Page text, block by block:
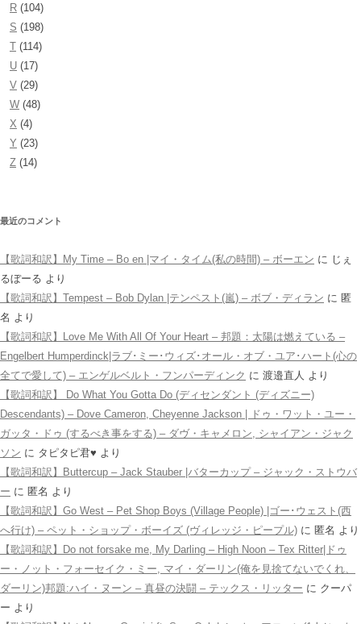
R (104)
S (198)
T (114)
U (17)
V (29)
W (48)
X (4)
Y (23)
Z (14)
最近のコメント
【歌詞和訳】My Time – Bo en |マイ・タイム(私の時間) – ボーエン に じぇ
るぼーる より
【歌詞和訳】Tempest – Bob Dylan |テンペスト(嵐) – ボブ・ディラン に 匿
名 より
【歌詞和訳】Love Me With All Of Your Heart – 邦題：太陽は燃えている –
Engelbert Humperdinck|ラブ･ミー･ウィズ･オール・オブ・ユア･ハート(心の
全てで愛して) – エンゲルベルト・フンパーディンク に 渡邉直人 より
【歌詞和訳】 Do What You Gotta Do (ディセンダント (ディズニー)
Descendants) – Dove Cameron, Cheyenne Jackson | ドゥ・ワット・ユー・
ガッタ・ドゥ (するべき事をする) – ダヴ・キャメロン, シャイアン・ジャク
ソン に タピタピ君♥️ より
【歌詞和訳】Buttercup – Jack Stauber |バターカップ – ジャック・ストウバ
ー に 匿名 より
【歌詞和訳】Go West – Pet Shop Boys (Village People) |ゴー･ウェスト(西
へ行け) – ペット・ショップ・ボーイズ (ヴィレッジ・ピープル) に 匿名 より
【歌詞和訳】Do not forsake me, My Darling – High Noon – Tex Ritter|ドゥ
ー・ノット・フォーセイク・ミー, マイ・ダーリン(俺を見捨てないでくれ、
ダーリン)邦題:ハイ・ヌーン – 真昼の決闘 – テックス・リッター に クーパ
ー より